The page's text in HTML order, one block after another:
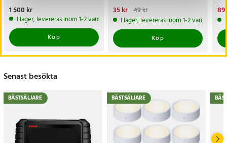
Pris:1 500 kr
1 500 kr
I lager, levereras inom 1-2 vardagar
Köp
Nuvarande pris
35 krTidigare pris:49 kr
35 kr 49 kr
I lager, levereras inom 1-2 vardagar
Köp
89
89
Senast besökta
BÄSTSÄLJARE BÄSTSÄLJARE